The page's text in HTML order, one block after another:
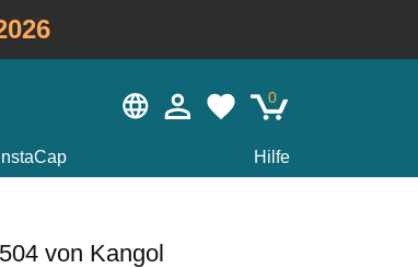
0
InstaCap Hilfe
von Kangol